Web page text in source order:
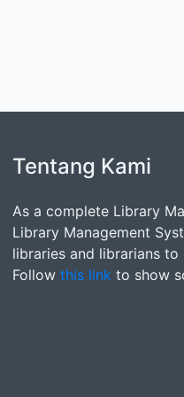
Tentang Kami
As a complete Library
Library Management
libraries and librarians
Follow this link to show